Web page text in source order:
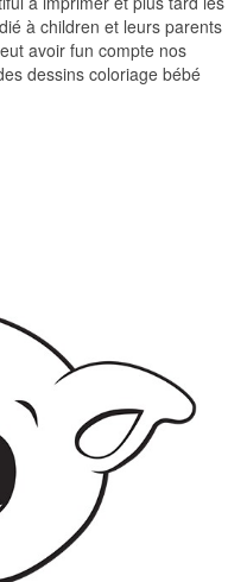
à children et leurs parents
avoir fun compte nos
dessins coloriage bébé